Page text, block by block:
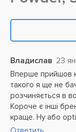
Владислав 23
Вперше прийшов
такого я ще не
розчиняється в
Короче є інші
краще. Ну або